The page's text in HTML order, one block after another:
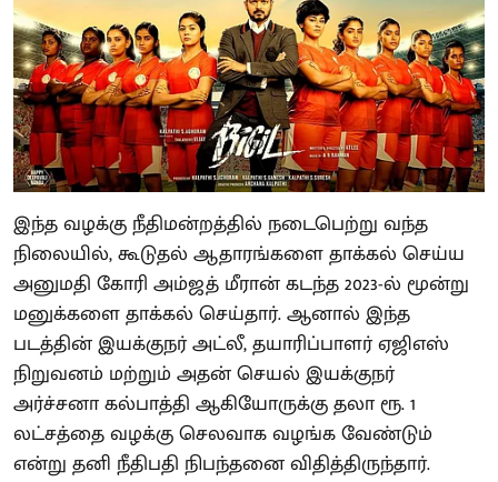
இந்த வழக்கு நீதிமன்றத்தில் நடைபெற்று வந்த
நிலையில், கூடுதல் ஆதாரங்களை தாக்கல் செய்ய
அனுமதி கோரி அம்ஜத் மீரான் கடந்த 2023-ல் மூன்று
மனுக்களை தாக்கல் செய்தார். ஆனால் இந்த
படத்தின் இயக்குநர் அட்லீ, தயாரிப்பாளர் ஏஜிஎஸ்
நிறுவனம் மற்றும் அதன் செயல் இயக்குநர்
அர்ச்சனா கல்பாத்தி ஆகியோருக்கு தலா ரூ. 1
லட்சத்தை வழக்கு செலவாக வழங்க வேண்டும்
என்று தனி நீதிபதி நிபந்தனை விதித்திருந்தார்.